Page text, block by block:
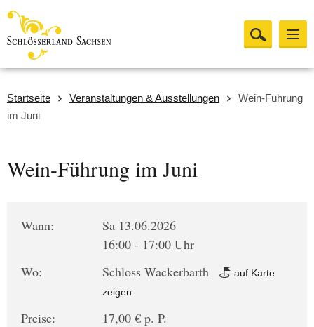
Startseite Veranstaltungen & Ausstellungen
Wein-Führung
im Juni
Wein-Führung im Juni
Wann:
Sa 13.06.2026
16:00 - 17:00 Uhr
Wo:
Schloss Wackerbarth
auf Karte
zeigen
Preise:
17,00 € p. P.